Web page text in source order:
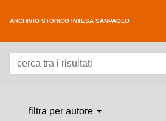
ARCHIVIO STORICO INTESA SANPAOLO
filtra per autore